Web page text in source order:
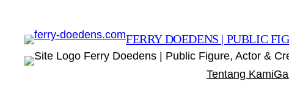
konten
FERRY DOEDENS | PUBLIC
Ferry Doedens | Public Figure, Actor &
Tentang Kami